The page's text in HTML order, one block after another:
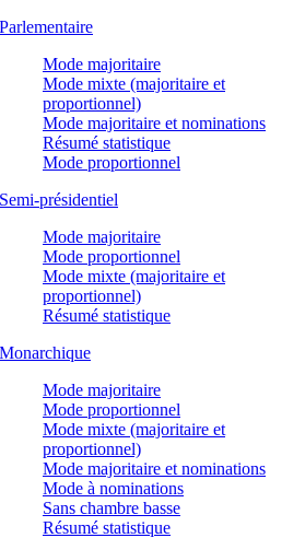
Parlementaire
Mode majoritaire
Mode mixte (majoritaire et
proportionnel)
Mode majoritaire et nominations
Résumé statistique
Mode proportionnel
Semi-présidentiel
Mode majoritaire
Mode proportionnel
Mode mixte (majoritaire et
proportionnel)
Résumé statistique
Monarchique
Mode majoritaire
Mode proportionnel
Mode mixte (majoritaire et
proportionnel)
Mode majoritaire et nominations
Mode à nominations
Sans chambre basse
Résumé statistique